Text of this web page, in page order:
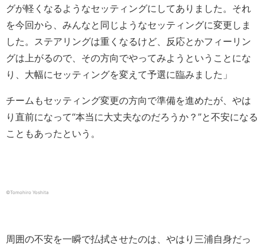
グが軽くなるようなセッティングにしてありました。それ
を今回から、みんなと同じようなセッティングに変更しま
した。ステアリングは重くなるけど、反応とかフィーリン
グは上がるので、その方向でやってみようということにな
り、大幅にセッティングを変えて予選に臨みました」
チームもセッティング変更の方向で準備を進めたが、やは
り直前になって“本当に大丈夫なのだろうか？”と不安になる
こともあったという。
©︎Tomohiro Yoshita
周囲の不安を一瞬で払拭させたのは、やはり三浦自身だっ